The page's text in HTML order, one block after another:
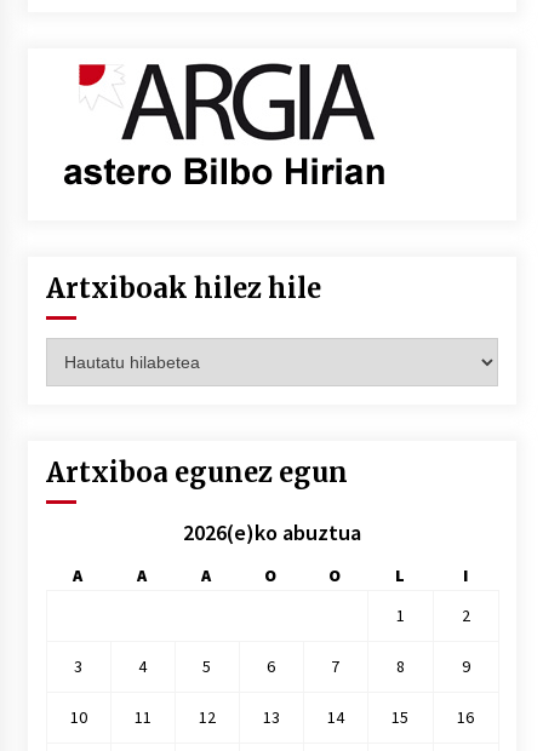
Artxiboak hilez hile
hilez
Artxiboa egunez egun
2026(e)ko abuztua
A A A O O L
I
1
2
3 4 5 6 7 8 9
10 11 12 13 14 15 16